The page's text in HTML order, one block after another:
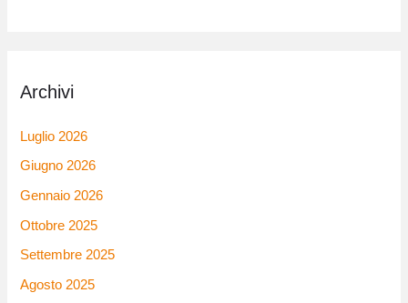
Archivi
Luglio 2026
Giugno 2026
Gennaio 2026
Ottobre 2025
Settembre 2025
Agosto 2025